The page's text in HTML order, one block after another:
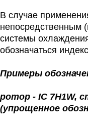
В случае
непосредственным
системы
обозначаться
Примеры
ротор - IC 7H1W,
(упрощенное